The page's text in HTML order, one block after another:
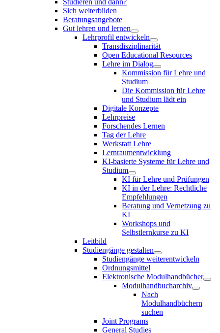
Sich weiterbilden
Beratungsangebote
Gut lehren und lernen
Lehrprofil entwickeln
Transdisziplinarität
Open Educational Resources
Lehre im Dialog
Kommission für Lehre und
Studium
Die Kommission für Lehre
und Studium lädt ein
Digitale Konzepte
Lehrpreise
Forschendes Lernen
Tag der Lehre
Werkstatt Lehre
Lernraumentwicklung
KI-basierte Systeme für Lehre und
Studium
KI für Lehre und Prüfungen
KI in der Lehre: Rechtliche
Empfehlungen
Beratung und Vernetzung zu
KI
Workshops und
Selbstlernkurse zu KI
Leitbild
Studiengänge gestalten
Studiengänge weiterentwickeln
Ordnungsmittel
Elektronische Modulhandbücher
Modulhandbucharchiv
Nach
Modulhandbüchern
suchen
Joint Programs
General Studies